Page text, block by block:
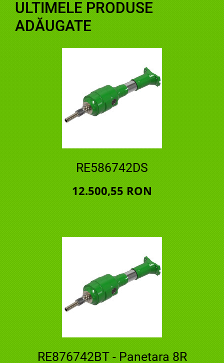
ULTIMELE PRODUSE
ADĂUGATE
RE586742DS
12.500,55 RON
RE876742BT - Panetara 8R